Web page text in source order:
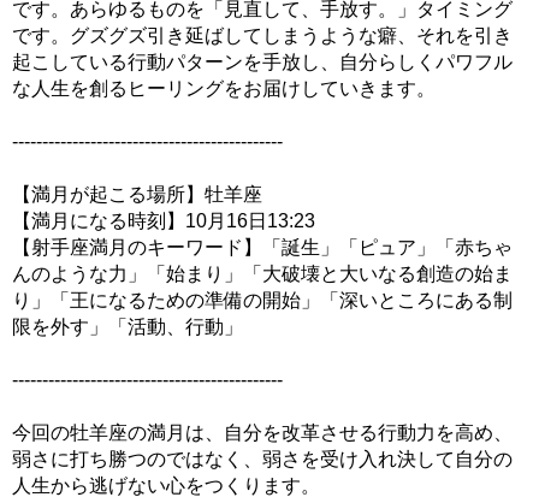
です。あらゆるものを「見直して、手放す。」タイミング
です。グズグズ引き延ばしてしまうような癖、それを引き
起こしている行動パターンを手放し、自分らしくパワフル
な人生を創るヒーリングをお届けしていきます。
---------------------------------------------
【満月が起こる場所】牡羊座
【満月になる時刻】10月16日13:23
【射手座満月のキーワード】「誕生」「ピュア」「赤ちゃ
んのような力」「始まり」「大破壊と大いなる創造の始ま
り」「王になるための準備の開始」「深いところにある制
限を外す」「活動、行動」
---------------------------------------------
今回の牡羊座の満月は、自分を改革させる行動力を高め、
弱さに打ち勝つのではなく、弱さを受け入れ決して自分の
人生から逃げない心をつくります。